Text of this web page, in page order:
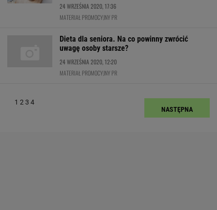
24 WRZEŚNIA 2020, 17:36
MATERIAŁ PROMOCYJNY PR
Dieta dla seniora. Na co powinny zwrócić
uwagę osoby starsze?
24 WRZEŚNIA 2020, 12:20
MATERIAŁ PROMOCYJNY PR
1 2 3 4
NASTĘPNA